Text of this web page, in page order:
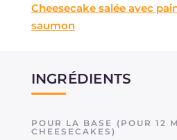
Cheesecake salée avec
saumon
INGRÉDIENTS
POUR LA BASE (POUR 12
CHEESECAKES)